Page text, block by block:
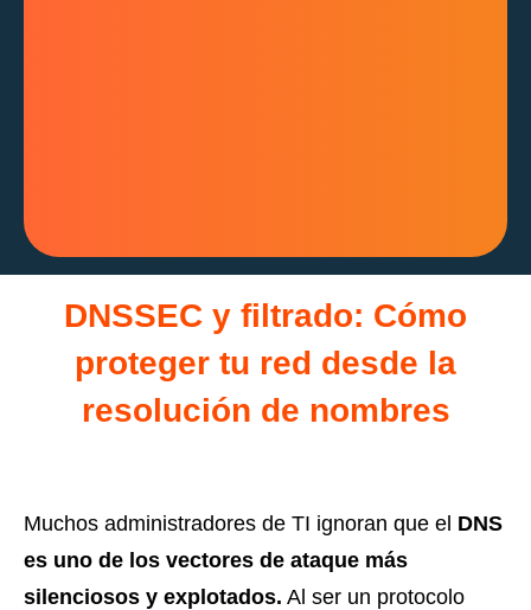
DNSSEC y filtrado: Cómo
proteger tu red desde la
resolución de nombres
Muchos administradores de TI ignoran que el DNS
es uno de los vectores de ataque más
silenciosos y explotados. Al ser un protocolo